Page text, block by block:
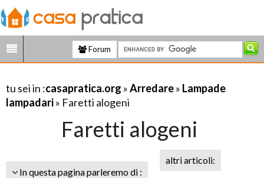
Forum
tu sei in :casapratica.org »Arredare» Lampade
lampadari» Faretti alogeni
Faretti alogeni
In questa pagina parleremo di :
altri articoli: